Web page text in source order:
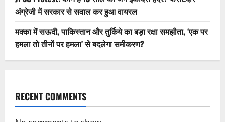
अंग्रेजी में सरकार से सवाल कर हुआ वायरल
मक्का में सऊदी, पाकिस्तान और तुर्किये का बड़ा रक्षा समझौता, ‘एक पर
हमला तो तीनों पर हमला’ से बदलेगा समीकरण?
RECENT COMMENTS